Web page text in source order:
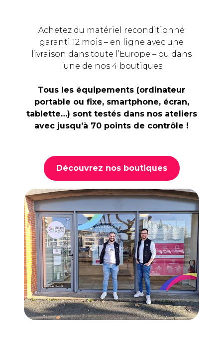
Achetez du matériel reconditionné
garanti 12 mois – en ligne avec une
livraison dans toute l’Europe – ou dans
l’une de nos 4 boutiques.
Tous les équipements (ordinateur
portable ou fixe, smartphone, écran,
tablette…) sont testés dans nos ateliers
avec jusqu’à 70 points de contrôle !
Découvrez nos boutiques